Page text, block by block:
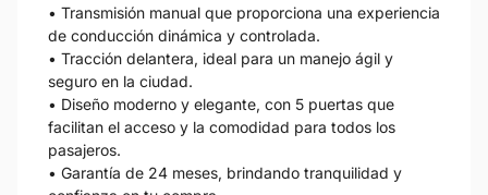
• Transmisión manual que proporciona una experiencia
de conducción dinámica y controlada.
• Tracción delantera, ideal para un manejo ágil y
seguro en la ciudad.
• Diseño moderno y elegante, con 5 puertas que
facilitan el acceso y la comodidad para todos los
pasajeros.
• Garantía de 24 meses, brindando tranquilidad y